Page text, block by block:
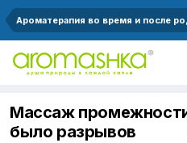
Ароматерапия во время и после
Массаж
было разрывов